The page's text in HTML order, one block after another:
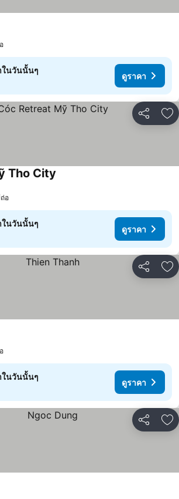
ในวันนั้นๆ
ดูราคา
แชร์ เ
Tho City
อ
ในวันนั้นๆ
ดูราคา
แชร์ เ
า
ในวันนั้นๆ
ดูราคา
แชร์ เ